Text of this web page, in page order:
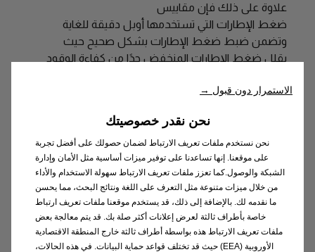
علاوة على ذلك فإن مقاييس
ضغط الإطارات التي تستخدمها أوبل دقيقة للغاية
وتضمن ضبط ضغط الإطارات بشكل صحيح حيث
يقلل ضغط الإطارات المنخفض جدًا من كفاءة الوقود
أثناء الخدمة سوف نتحقق من حالة مرشح الهواء للتأكد
المسدودة في عمل المحرك بجهد أكبر وبالتالي زيادة
انبعاثات ثاني أكسيد الكربون
مثل أي مركبة تحتاج سيارة أوبل إلى الصيانة بانتظام
لإبقائها في أفضل حالة وللمساعدة في الحفاظ على
قيمتها. إن المركز المسؤول عن صيانة أوبل
المعتمد هو الذي يعرف تكنولوجيا سيارتك وهو مُجهز
بأحدث الأدوات والمعدات لضمان صيانة عالية الجودة
بسعر جيد
الاستمرار دون قبول →
نحن نقدر خصوصيتك
نحن نستخدم ملفات تعريف الارتباط لضمان حصولك على أفضل تجربة
على موقعنا. إنها تساعدنا على توفير ميزات أساسية مثل الأمان وإدارة
الشبكة والوصول.كما تعزز ملفات تعريف الارتباط سهولة الاستخدام والأداء
من خلال ميزات متنوعة مثل التعرف على اللغة ونتائج البحث، مما يحسن
ما نقدمه لك. بالإضافة إلى ذلك، قد يستخدم موقعنا ملفات تعريف ارتباط
خاصة بأطراف ثالثة لعرض إعلانات أكثر صلة بك. قد يتم معالجة بعض
ملفات تعريف الارتباط هذه بواسطة أطراف ثالثة خارج المنطقة الاقتصادية
الأوروبية (EEA) حيث قد تختلف قواعد حماية البيانات. في هذه الحالات،